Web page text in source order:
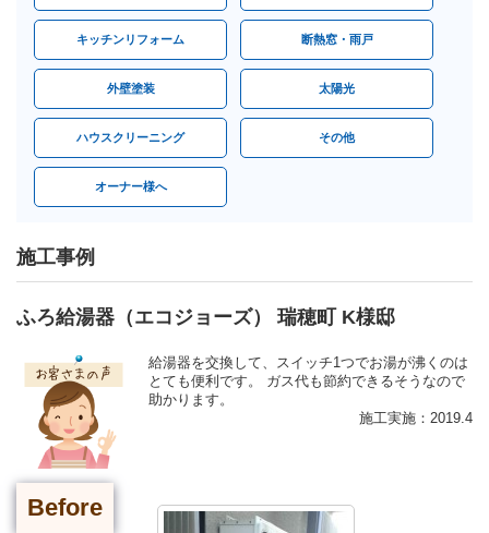
キッチンリフォーム 断熱窓・雨戸
外壁塗装 太陽光
ハウスクリーニング その他
オーナー様へ
施工事例
ふろ給湯器（エコジョーズ） 瑞穂町 K様邸
給湯器を交換して、スイッチ1つでお湯が沸くのは
とても便利です。 ガス代も節約できるそうなので
助かります。
施工実施：2019.4
Before